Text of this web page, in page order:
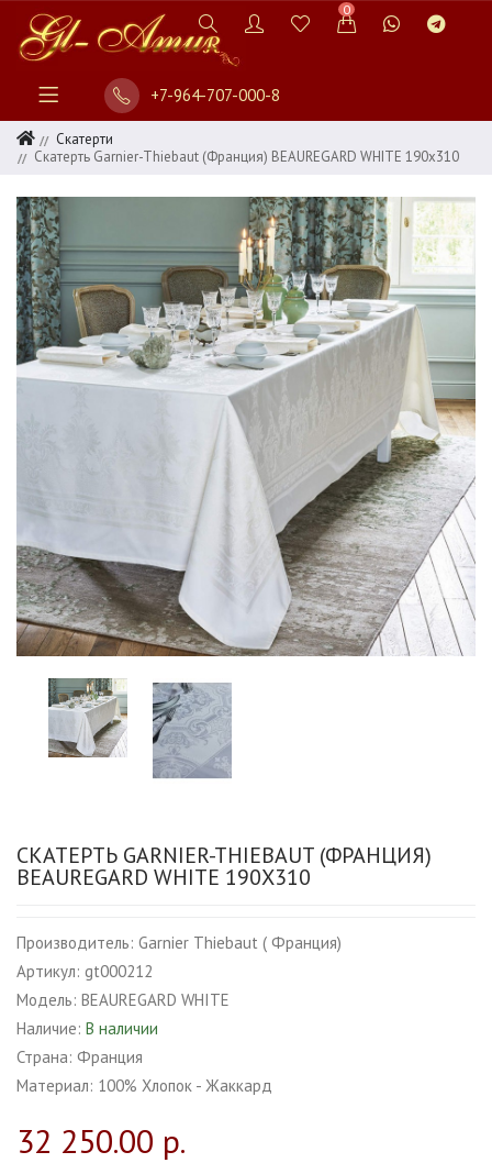
0
+7-964-707-000-8
Скатерти
Скатерть Garnier-Thiebaut (Франция) BEAUREGARD WHITE 190х310
СКАТЕРТЬ GARNIER-THIEBAUT (ФРАНЦИЯ)
BEAUREGARD WHITE 190Х310
Производитель: Garnier Thiebaut ( Франция)
Артикул: gt000212
Модель: BEAUREGARD WHITE
Наличие: В наличии
Страна: Франция
Материал: 100% Хлопок - Жаккард
32 250.00 р.